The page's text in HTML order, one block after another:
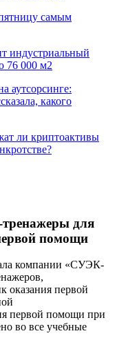
самым
индустриальный
76 000 м2
аутсорсинге:
какого
ли криптоактивы
для
помощи
компании «СУЭК-
оказания первой
первой помощи при
во все учебные